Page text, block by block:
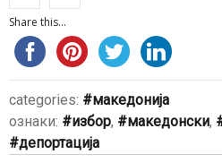
Share this...
categories:
македонија
ознаки:
избор, македонски,
депортација